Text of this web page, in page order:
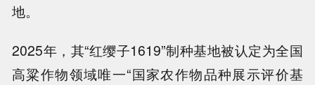
地。
2025年，其“红缨子1619”制种基地被认定为全国
高粱作物领域唯一“国家农作物品种展示评价基